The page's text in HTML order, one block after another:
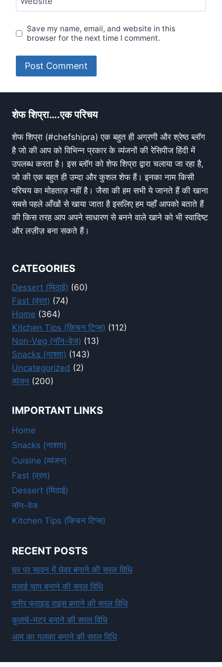
Save my name, email, and website in this
browser for the next time I comment.
शेफ शिप्रा….एक परिचय
शेफ शिप्रा (#chefshipra) एक बहुत ही अग्रणी और श्रेष्ठ ब्लॉग
है जो की आप को विभिन्न प्रकार के व्यंजनों की रेसिपीज हिंदी में
उपलब्ध करता है। इस ब्लॉग को शेफ शिप्रा द्वारा चलाया जा रहा है,
जो की एक बहुत ही उम्दा और कुशल शेफ हैं। इनका नाम किसी
परिचय का मोहताज़ नहीं है। जैसा की हम सभी ये जानते हैं की खाना
सबसे पहले आँखों से खाया जाता है इसलिए हम यहाँ आपको बताते हैं
की किस तरह आप अपने साधारण से बनने वाले खाने को भी स्वादिष्ट
और लज़ीज़ बना सकते हैं।
CATEGORIES
Dessert (मिठाई) (60)
Fast (व्रत) (74)
Home (364)
Kitchen Tips (किचन टिप्स) (112)
Non-Veg (नॉन-वेज) (13)
Snacks (नाश्ता) (143)
Uncategorized (2)
व्यंजन (200)
IMPORTANT LINKS
Home
Snacks (नाश्ता)
Cuisine (व्यंजन)
Fast (व्रत)
Dessert (मिठाई)
नॉन-वेज
Kitchen Tips (किचन टिप्स)
RECENT POSTS
घर पर सावन में घेवर बनाने की सरल विधि
मलाई चाप बनाने की सरल विधि
पनीर फ्राइड राइस बनाने की सरल विधि
कुलचे-मटर बनाने की सरल विधि
आम का गलका बनाने की सरल विधि